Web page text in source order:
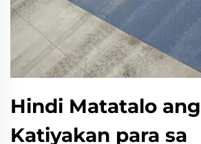
Hindi Matatalo
Katiyakan para sa